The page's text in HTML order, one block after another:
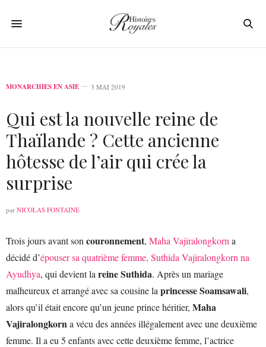
MONARCHIES EN ASIE 3 MAI 2019
Qui est la nouvelle reine de
Thaïlande ? Cette ancienne
hôtesse de l’air qui crée la
surprise
par NICOLAS FONTAINE
Trois jours avant son couronnement, Maha Vajiralongkorn a
décidé d’épouser sa quatrième femme, Suthida Vajiralongkorn na
Ayudhya, qui devient la reine Suthida. Après un mariage
malheureux et arrangé avec sa cousine la princesse Soamsawali,
alors qu’il était encore qu’un jeune prince héritier, Maha
Vajiralongkorna vécu des années illégalement avec une deuxième
femme. Il a eu 5 enfants avec cette deuxième femme, l’actrice